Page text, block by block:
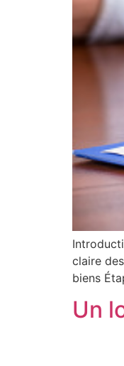
claire
biens
Un